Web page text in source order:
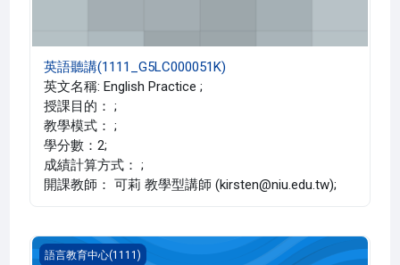
英語聽講(1111_G5LC000051K)
英文名稱: English Practice ;
授課目的： ;
教學模式： ;
學分數：2;
成績計算方式： ;
開課教師： 可莉 教學型講師 (kirsten@niu.edu.tw);
英語聽講(1111_G5LC000051J)
語言教育中心(1111)